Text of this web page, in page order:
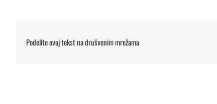
Podelite ovaj tekst na drušvenim mrežama